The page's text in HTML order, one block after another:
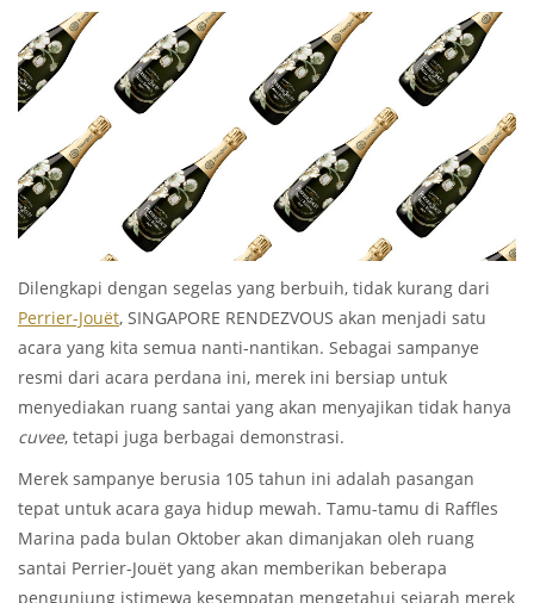
Dilengkapi dengan segelas yang berbuih, tidak kurang dari
Perrier-Jouët, SINGAPORE RENDEZVOUS akan menjadi satu
acara yang kita semua nanti-nantikan. Sebagai sampanye
resmi dari acara perdana ini, merek ini bersiap untuk
menyediakan ruang santai yang akan menyajikan tidak hanya
cuvee, tetapi juga berbagai demonstrasi.
Merek sampanye berusia 105 tahun ini adalah pasangan
tepat untuk acara gaya hidup mewah. Tamu-tamu di Raffles
Marina pada bulan Oktober akan dimanjakan oleh ruang
santai Perrier-Jouët yang akan memberikan beberapa
pengunjung istimewa kesempatan mengetahui sejarah merek